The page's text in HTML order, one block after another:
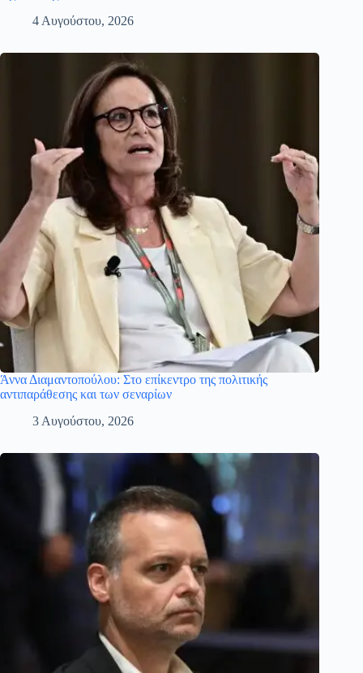
4 Αυγούστου, 2026
Άννα Διαμαντοπούλου: Στο επίκεντρο της πολιτικής
αντιπαράθεσης και των σεναρίων
3 Αυγούστου, 2026